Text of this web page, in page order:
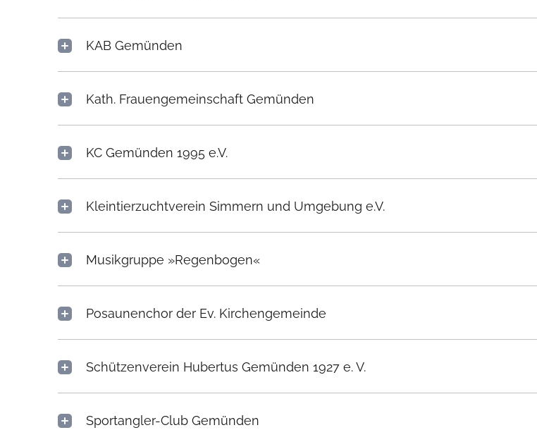
KAB Gemünden
Kath. Frauengemeinschaft Gemünden
KC Gemünden 1995 e.V.
Kleintierzuchtverein Simmern und Umgebung e.V.
Musikgruppe »Regenbogen«
Posaunenchor der Ev. Kirchengemeinde
Schützenverein Hubertus Gemünden 1927 e. V.
Sportangler-Club Gemünden